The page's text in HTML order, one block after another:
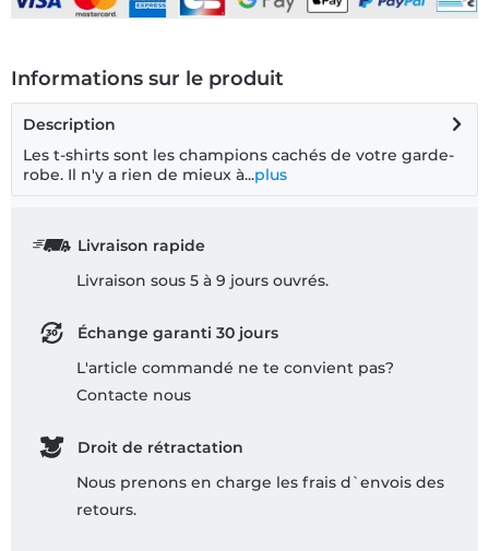
Informations sur le produit
Description
Les t-shirts sont les champions cachés de votre garde-
robe. Il n'y a rien de mieux à...plus
Livraison rapide
Livraison sous 5 à 9 jours ouvrés.
Échange garanti 30 jours
L'article commandé ne te convient pas?
Contacte nous
Droit de rétractation
Nous prenons en charge les frais d`envois des
retours.